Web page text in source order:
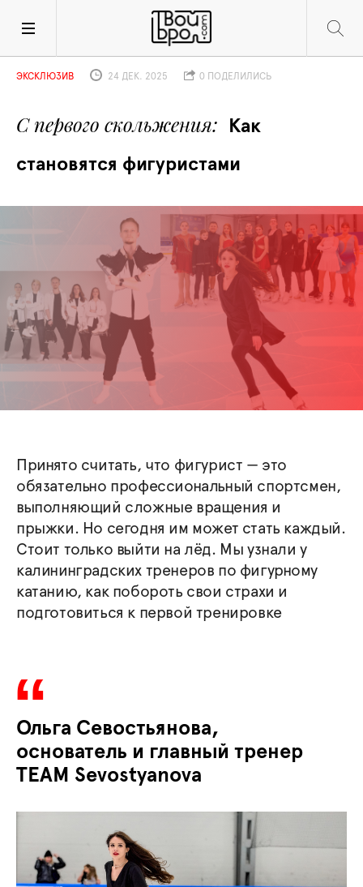
С первого скольжения
Как
становятся фигуристами
ЭКСКЛЮЗИВ 24 ДЕК. 2025 0 ПОДЕЛИЛИСЬ
Принято считать, что фигурист — это
обязательно профессиональный спортсмен,
выполняющий сложные вращения и
прыжки. Но сегодня им может стать каждый.
Стоит только выйти на лёд. Мы узнали у
калининградских тренеров по фигурному
катанию, как побороть свои страхи и
подготовиться к первой тренировке
Ольга Севостьянова,
основатель и главный тренер
TEAM Sevostyanova